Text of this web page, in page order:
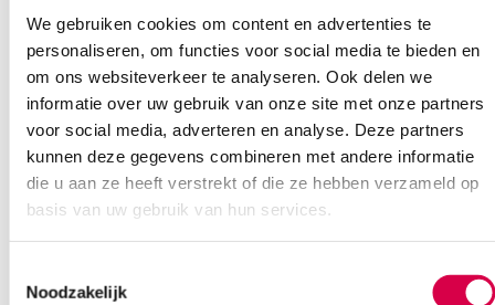
We gebruiken cookies om content en advertenties te
personaliseren, om functies voor social media te bieden en
om ons websiteverkeer te analyseren. Ook delen we
informatie over uw gebruik van onze site met onze partners
voor social media, adverteren en analyse. Deze partners
kunnen deze gegevens combineren met andere informatie
die u aan ze heeft verstrekt of die ze hebben verzameld op
basis van uw gebruik van hun services.
Noodzakelijk
Heb je een vraag?
Of contacteer ons via een van de onderstaande opties.
Onze klantenservice is bereikbaar van maandag t/m vrijdag van
08:30 tot 17:00